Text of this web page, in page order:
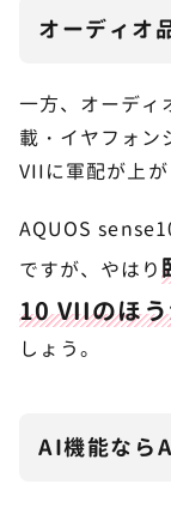
オーディオ
一方、オーディ
載・イヤフォ
VIIに軍配が上が
AQUOS
ですが、やはり
10 VIIのほ
しょう。
AI機能なら